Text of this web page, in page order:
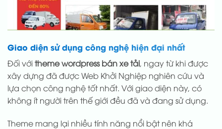
Giao diện sử dụng công nghệ hiện đại nhất
Đối vớitheme wordpress bán xe tải, ngay từ khi được
xây dựng đã được Web Khởi Nghiệp nghiên cứu và
lựa chọn công nghệ tốt nhất. Với giao diện này, có
không ít người trên thế giới đều đã và đang sử dụng.
Theme mang lại nhiều tính năng nổi bật nên khá